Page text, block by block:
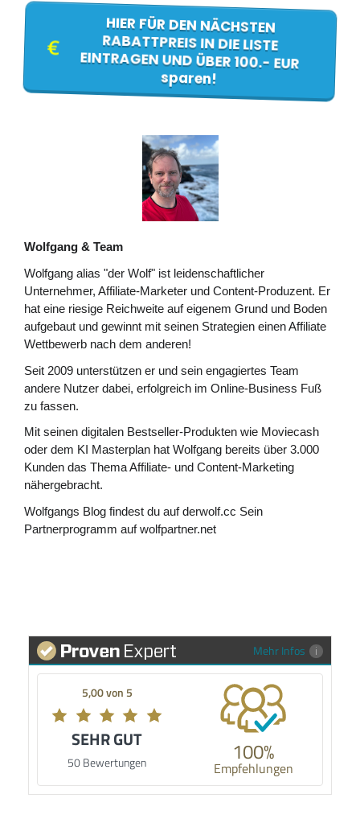
HIER FÜR DEN NÄCHSTEN
RABATTPREIS IN DIE LISTE
EINTRAGEN UND ÜBER 100.- EUR
sparen!
Wolfgang & Team
Wolfgang alias "der Wolf" ist leidenschaftlicher
Unternehmer, Affiliate-Marketer und Content-Produzent. Er
hat eine riesige Reichweite auf eigenem Grund und Boden
aufgebaut und gewinnt mit seinen Strategien einen Affiliate
Wettbewerb nach dem anderen!
Seit 2009 unterstützen er und sein engagiertes Team
andere Nutzer dabei, erfolgreich im Online-Business Fuß
zu fassen.
Mit seinen digitalen Bestseller-Produkten wie Moviecash
oder dem KI Masterplan hat Wolfgang bereits über 3.000
Kunden das Thema Affiliate- und Content-Marketing
nähergebracht.
Wolfgangs Blog findest du aufderwolf.cc Sein
Partnerprogramm aufwolfpartner.net
Mehr Infos
5,00 von 5
SEHR GUT
50 Bewertungen 100%
Empfehlungen